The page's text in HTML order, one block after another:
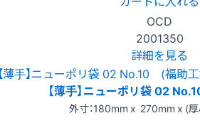
OCD
2001350
詳細を見る
【薄手】ニューポリ袋 02
外寸：180mm x 270mm x (